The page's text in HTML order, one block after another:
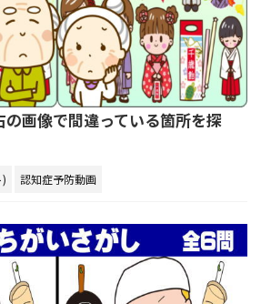
の画像で間違っている箇所を探
認知症予防動画